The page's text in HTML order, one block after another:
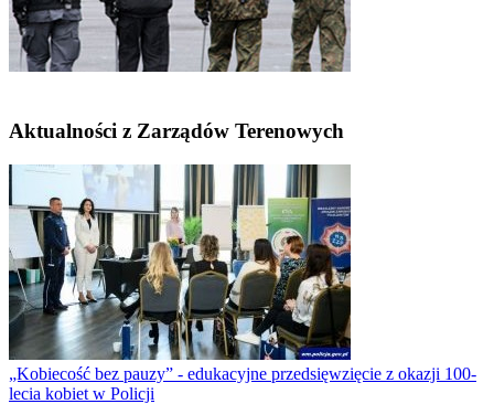
Aktualności z Zarządów Terenowych
„Kobiecość bez pauzy” - edukacyjne przedsięwzięcie z okazji 100-
lecia kobiet w Policji